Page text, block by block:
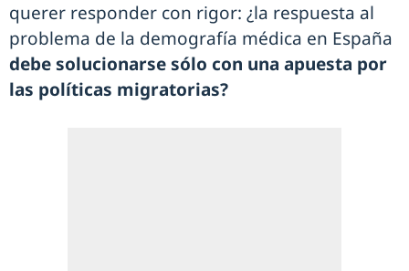
querer responder con rigor: ¿la respuesta al
problema de la demografía médica en España
debe solucionarse sólo con una apuesta por
las políticas migratorias?